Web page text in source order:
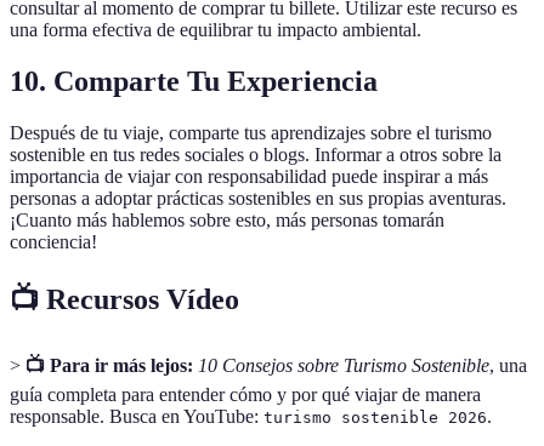
consultar al momento de comprar tu billete. Utilizar este recurso es
una forma efectiva de equilibrar tu impacto ambiental.
10. Comparte Tu Experiencia
Después de tu viaje, comparte tus aprendizajes sobre el turismo
sostenible en tus redes sociales o blogs. Informar a otros sobre la
importancia de viajar con responsabilidad puede inspirar a más
personas a adoptar prácticas sostenibles en sus propias aventuras.
¡Cuanto más hablemos sobre esto, más personas tomarán
conciencia!
📺 Recursos Vídeo
> 📺 Para ir más lejos: 10 Consejos sobre Turismo Sostenible, una
guía completa para entender cómo y por qué viajar de manera
responsable. Busca en YouTube: turismo sostenible 2026.